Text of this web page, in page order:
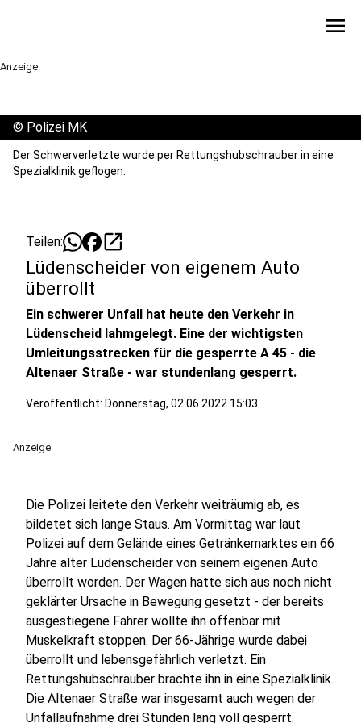
menu
Anzeige
© Polizei MK
Der Schwerverletzte wurde per Rettungshubschrauber in eine
Spezialklinik geflogen.
Teilen: open_in_new
Lüdenscheider von eigenem Auto
überrollt
Ein schwerer Unfall hat heute den Verkehr in
Lüdenscheid lahmgelegt. Eine der wichtigsten
Umleitungsstrecken für die gesperrte A 45 - die
Altenaer Straße - war stundenlang gesperrt.
Veröffentlicht: Donnerstag, 02.06.2022 15:03
Anzeige
Die Polizei leitete den Verkehr weiträumig ab, es
bildetet sich lange Staus. Am Vormittag war laut
Polizei auf dem Gelände eines Getränkemarktes ein 66
Jahre alter Lüdenscheider von seinem eigenen Auto
überrollt worden. Der Wagen hatte sich aus noch nicht
geklärter Ursache in Bewegung gesetzt - der bereits
ausgestiegene Fahrer wollte ihn offenbar mit
Muskelkraft stoppen. Der 66-Jährige wurde dabei
überrollt und lebensgefährlich verletzt. Ein
Rettungshubschrauber brachte ihn in eine Spezialklinik.
Die Altenaer Straße war insgesamt auch wegen der
Unfallaufnahme drei Stunden lang voll gesperrt.